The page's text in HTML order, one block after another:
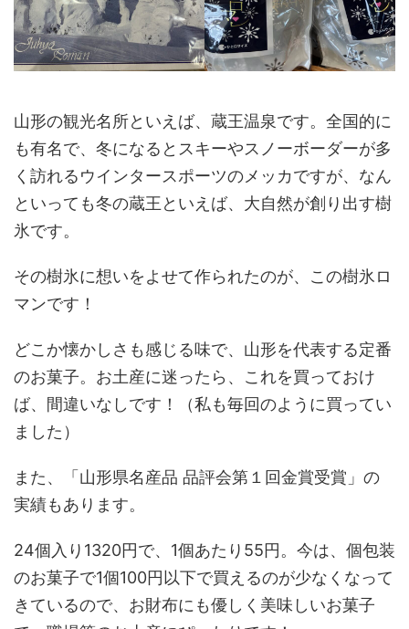
山形の観光名所といえば、蔵王温泉です。全国的に
も有名で、冬になるとスキーやスノーボーダーが多
く訪れるウインタースポーツのメッカですが、なん
といっても冬の蔵王といえば、大自然が創り出す樹
氷です。
その樹氷に想いをよせて作られたのが、この樹氷ロ
マンです！
どこか懐かしさも感じる味で、山形を代表する定番
のお菓子。お土産に迷ったら、これを買っておけ
ば、間違いなしです！（私も毎回のように買ってい
ました）
また、「山形県名産品 品評会第１回金賞受賞」の
実績もあります。
24個入り1320円で、1個あたり55円。今は、個包装
のお菓子で1個100円以下で買えるのが少なくなって
きているので、お財布にも優しく美味しいお菓子